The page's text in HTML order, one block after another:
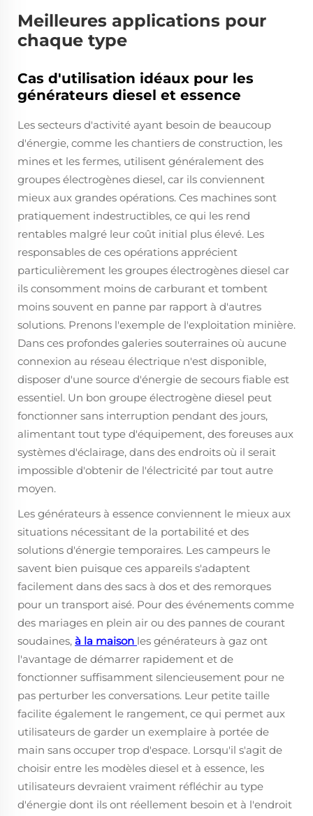
Meilleures applications pour
chaque type
Cas d'utilisation idéaux pour les
générateurs diesel et essence
Les secteurs d'activité ayant besoin de beaucoup
d'énergie, comme les chantiers de construction, les
mines et les fermes, utilisent généralement des
groupes électrogènes diesel, car ils conviennent
mieux aux grandes opérations. Ces machines sont
pratiquement indestructibles, ce qui les rend
rentables malgré leur coût initial plus élevé. Les
responsables de ces opérations apprécient
particulièrement les groupes électrogènes diesel car
ils consomment moins de carburant et tombent
moins souvent en panne par rapport à d'autres
solutions. Prenons l'exemple de l'exploitation minière.
Dans ces profondes galeries souterraines où aucune
connexion au réseau électrique n'est disponible,
disposer d'une source d'énergie de secours fiable est
essentiel. Un bon groupe électrogène diesel peut
fonctionner sans interruption pendant des jours,
alimentant tout type d'équipement, des foreuses aux
systèmes d'éclairage, dans des endroits où il serait
impossible d'obtenir de l'électricité par tout autre
moyen.
Les générateurs à essence conviennent le mieux aux
situations nécessitant de la portabilité et des
solutions d'énergie temporaires. Les campeurs le
savent bien puisque ces appareils s'adaptent
facilement dans des sacs à dos et des remorques
pour un transport aisé. Pour des événements comme
des mariages en plein air ou des pannes de courant
soudaines, à la maison les générateurs à gaz ont
l'avantage de démarrer rapidement et de
fonctionner suffisamment silencieusement pour ne
pas perturber les conversations. Leur petite taille
facilite également le rangement, ce qui permet aux
utilisateurs de garder un exemplaire à portée de
main sans occuper trop d'espace. Lorsqu'il s'agit de
choisir entre les modèles diesel et à essence, les
utilisateurs devraient vraiment réfléchir au type
d'énergie dont ils ont réellement besoin et à l'endroit